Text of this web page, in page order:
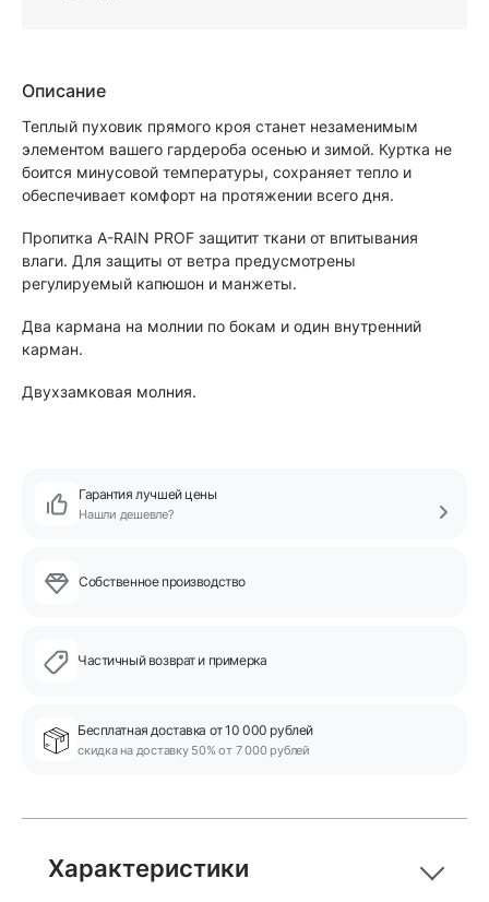
Описание
Теплый пуховик прямого кроя станет незаменимым
элементом вашего гардероба осенью и зимой. Куртка не
боится минусовой температуры, сохраняет тепло и
обеспечивает комфорт на протяжении всего дня.
Пропитка A-RAIN PROF защитит ткани от впитывания
влаги. Для защиты от ветра предусмотрены
регулируемый капюшон и манжеты.
Два кармана на молнии по бокам и один внутренний
карман.
Двухзамковая молния.
Гарантия лучшей цены
Нашли дешевле?
Собственное производство
Частичный возврат и примерка
Бесплатная доставка от 10 000 рублей
скидка на доставку 50% от 7 000 рублей
Характеристики